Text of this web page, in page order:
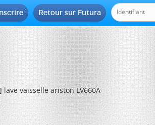
Retour sur Futura
lave vaisselle ariston LV660A